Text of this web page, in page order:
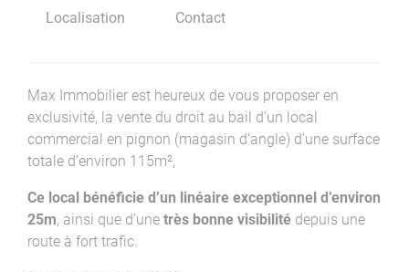
Localisation Contact
Max Immobilier est heureux de vous proposer en
exclusivité, la vente du droit au bail d’un local
commercial en pignon (magasin d’angle) d’une surface
totale d’environ 115m²,
Ce local bénéficie d’un linéaire exceptionnel d’environ
25m, ainsi que d’une très bonne visibilité depuis une
route à fort trafic.